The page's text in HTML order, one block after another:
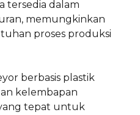
tersedia dalam
memungkinkan
proses produksi
berbasis plastik
kelembapan
tepat untuk